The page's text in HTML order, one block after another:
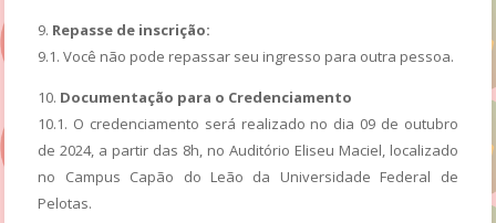
9. Repasse de inscrição:
9.1. Você não pode repassar seu ingresso para outra pessoa.
10. Documentação para o Credenciamento
10.1. O credenciamento será realizado no dia 09 de outubro
de 2024, a partir das 8h, no Auditório Eliseu Maciel, localizado
no Campus Capão do Leão da Universidade Federal de
Pelotas.